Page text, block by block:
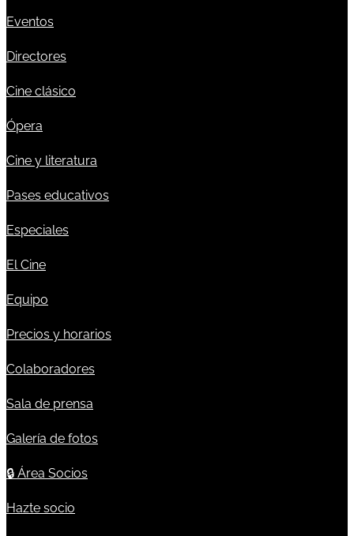
Eventos
Directores
Cine clásico
Ópera
Cine y literatura
Pases educativos
Especiales
El Cine
Equipo
Precios y horarios
Colaboradores
Sala de prensa
Galería de fotos
🔒 Área Socios
Hazte socio